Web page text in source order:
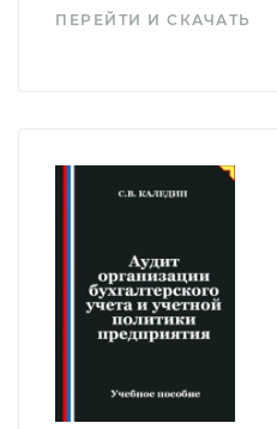
ПЕРЕЙТИ И СКАЧАТЬ